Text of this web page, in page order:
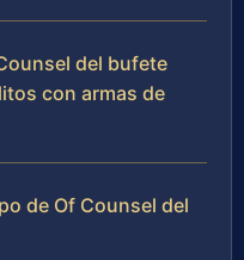
del bufete
con armas de
de Of Counsel del